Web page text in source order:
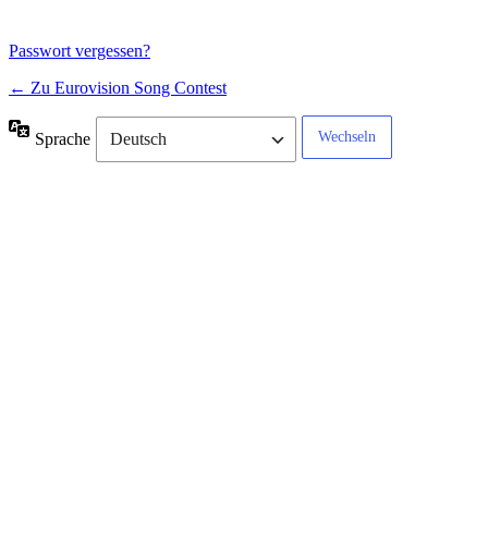
Passwort vergessen?
← Zu Eurovision Song Contest
Sprache